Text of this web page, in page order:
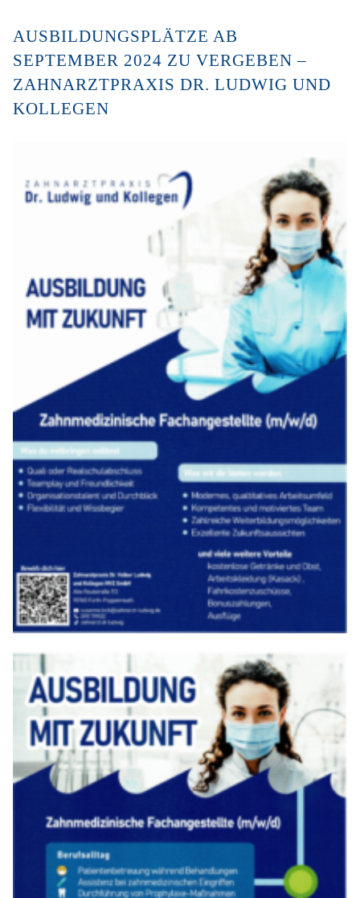
AUSBILDUNGSPLÄTZE AB
SEPTEMBER 2024 ZU VERGEBEN –
ZAHNARZTPRAXIS DR. LUDWIG UND
KOLLEGEN